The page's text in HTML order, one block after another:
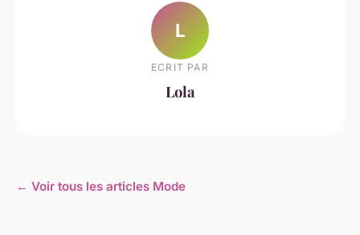
L
ECRIT PAR
Lola
← Voir tous les articles Mode